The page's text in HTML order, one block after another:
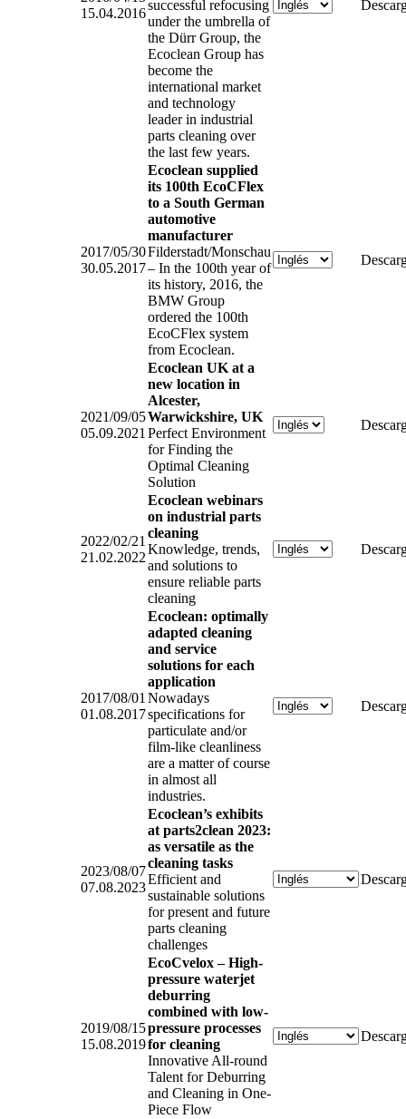
15.04.2016
successful refocusing
under the umbrella of
the Dürr Group, the
Ecoclean Group has
become the
international market
and technology
leader in industrial
parts cleaning over
the last few years.
2017/05/30
30.05.2017
Ecoclean supplied
its 100th EcoCFlex
to a South German
automotive
manufacturer
Filderstadt/Monschau
– In the 100th year of
its history, 2016, the
BMW Group
ordered the 100th
EcoCFlex system
from Ecoclean.
2021/09/05
05.09.2021
Ecoclean UK at a
new location in
Alcester,
Warwickshire, UK
Perfect Environment
for Finding the
Optimal Cleaning
Solution
2022/02/21
21.02.2022
Ecoclean webinars
on industrial parts
cleaning
Knowledge, trends,
and solutions to
ensure reliable parts
cleaning
2017/08/01
01.08.2017
Ecoclean: optimally
adapted cleaning
and service
solutions for each
application
Nowadays
specifications for
particulate and/or
film-like cleanliness
are a matter of course
in almost all
industries.
2023/08/07
07.08.2023
Ecoclean’s exhibits
at parts2clean 2023:
as versatile as the
cleaning tasks
Efficient and
sustainable solutions
for present and future
parts cleaning
challenges
2019/08/15
15.08.2019
EcoCvelox – High-
pressure waterjet
deburring
combined with low-
pressure processes
for cleaning
Innovative All-round
Talent for Deburring
and Cleaning in One-
Piece Flow